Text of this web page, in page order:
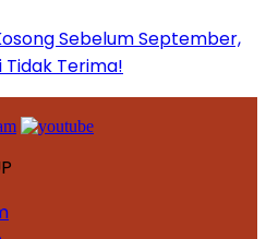
Sebelum September,
Tidak Terima!